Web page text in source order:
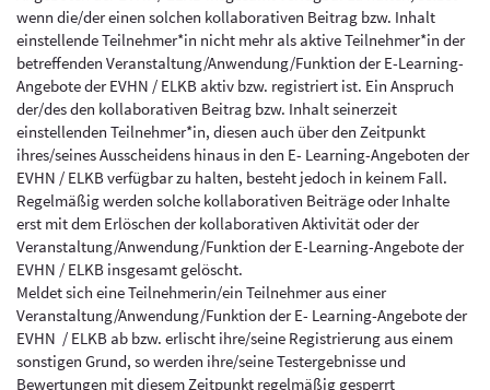
wenn die/der einen solchen kollaborativen Beitrag bzw. Inhalt
einstellende Teilnehmer*in nicht mehr als aktive Teilnehmer*in der
betreffenden Veranstaltung/Anwendung/Funktion der E-Learning-
Angebote der EVHN / ELKB aktiv bzw. registriert ist. Ein Anspruch
der/des den kollaborativen Beitrag bzw. Inhalt seinerzeit
einstellenden Teilnehmer*in, diesen auch über den Zeitpunkt
ihres/seines Ausscheidens hinaus in den E- Learning-Angeboten der
EVHN / ELKB verfügbar zu halten, besteht jedoch in keinem Fall.
Regelmäßig werden solche kollaborativen Beiträge oder Inhalte
erst mit dem Erlöschen der kollaborativen Aktivität oder der
Veranstaltung/Anwendung/Funktion der E-Learning-Angebote der
EVHN / ELKB insgesamt gelöscht.
Meldet sich eine Teilnehmerin/ein Teilnehmer aus einer
Veranstaltung/Anwendung/Funktion der E- Learning-Angebote der
EVHN / ELKB ab bzw. erlischt ihre/seine Registrierung aus einem
sonstigen Grund, so werden ihre/seine Testergebnisse und
Bewertungen mit diesem Zeitpunkt regelmäßig gesperrt